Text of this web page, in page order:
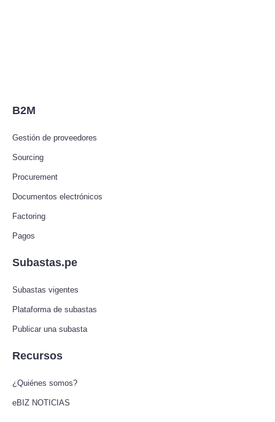
B2M
Gestión de proveedores
Sourcing
Procurement
Documentos electrónicos
Factoring
Pagos
Subastas.pe
Subastas vigentes
Plataforma de subastas
Publicar una subasta
Recursos
¿Quiénes somos?
eBIZ NOTICIAS